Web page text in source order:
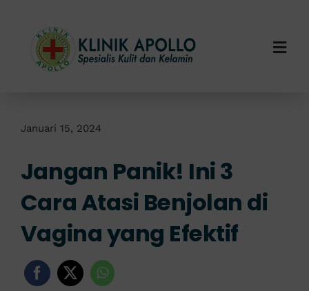
content
Layanan Kami
Info Klinik
Januari 15, 2024
Jangan Panik! Ini 3
Cara Atasi Benjolan di
Vagina yang Efektif